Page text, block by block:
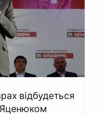
відбудеться
Яценюком